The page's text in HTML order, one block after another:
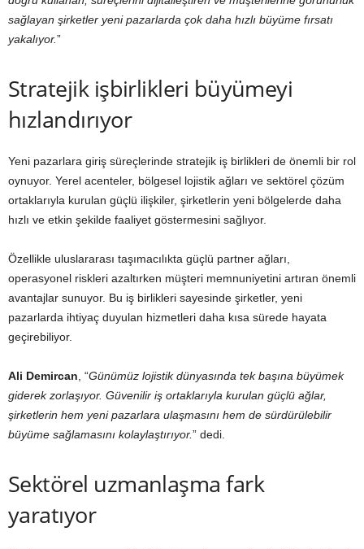
sağlayan şirketler yeni pazarlarda çok daha hızlı büyüme fırsatı
yakalıyor.”
Stratejik işbirlikleri büyümeyi
hızlandırıyor
Yeni pazarlara giriş süreçlerinde stratejik iş birlikleri de önemli bir rol
oynuyor. Yerel acenteler, bölgesel lojistik ağları ve sektörel çözüm
ortaklarıyla kurulan güçlü ilişkiler, şirketlerin yeni bölgelerde daha
hızlı ve etkin şekilde faaliyet göstermesini sağlıyor.
Özellikle uluslararası taşımacılıkta güçlü partner ağları,
operasyonel riskleri azaltırken müşteri memnuniyetini artıran önemli
avantajlar sunuyor. Bu iş birlikleri sayesinde şirketler, yeni
pazarlarda ihtiyaç duyulan hizmetleri daha kısa sürede hayata
geçirebiliyor.
Ali Demircan , “Günümüz lojistik dünyasında tek başına büyümek
giderek zorlaşıyor. Güvenilir iş ortaklarıyla kurulan güçlü ağlar,
şirketlerin hem yeni pazarlara ulaşmasını hem de sürdürülebilir
büyüme sağlamasını kolaylaştırıyor.” dedi.
Sektörel uzmanlaşma fark
yaratıyor